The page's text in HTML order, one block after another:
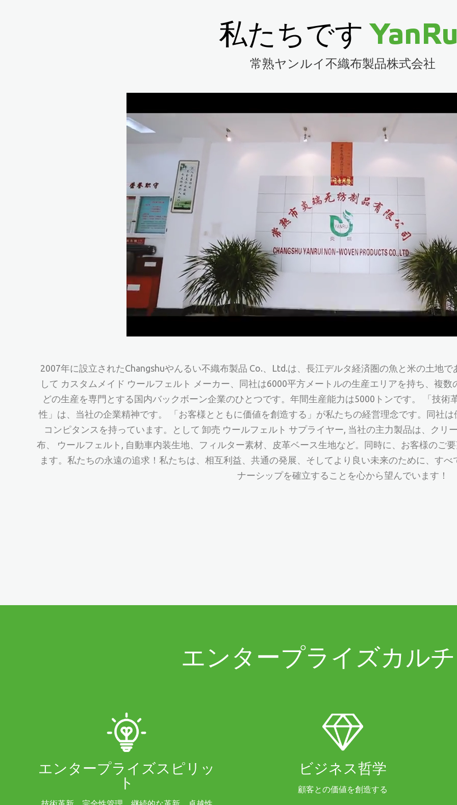
私たちです
常熟ヤンルイ不織布製品株式会社
2007年に設立されたChangshuやんるい不織布製品 Co.、Ltd.は、長江デルタ経済圏の魚と米の土地
して カスタムメイド ウールフェルト メーカー、同社は6000平方メートルの生産エリアを持ち、複
どの生産を専門とする国内バックボーン企業のひとつです。年間生産能力は5000トンです。 「技
性」は、当社の企業精神です。 「お客様とともに価値を創造する」が私たちの経営理念です。同社
コンピタンスを持っています。として 卸売 ウールフェルト サプライヤー, 当社の主力製品は、クリ
布、 ウールフェルト, 自動車内装生地、フィルター素材、皮革ベース生地など。同時に、お客様のご
ます。私たちの永遠の追求！私たちは、相互利益、共通の発展、そしてより良い未来のために、す
ナーシップを確立することを心から望んでいます！
エンタープライズカル
エンタープライズスピリッ
ト
ビジネス哲学
顧客との価値を創造する